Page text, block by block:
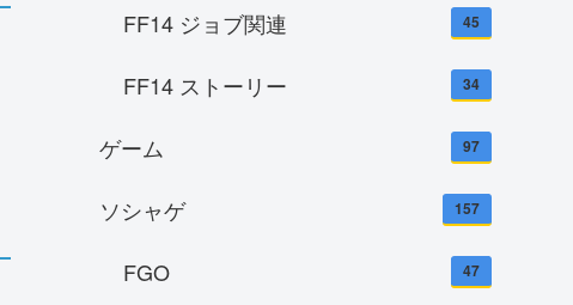
FF14 ジョブ関連 45
FF14 ストーリー 34
ゲーム 97
ソシャゲ 157
FGO 47